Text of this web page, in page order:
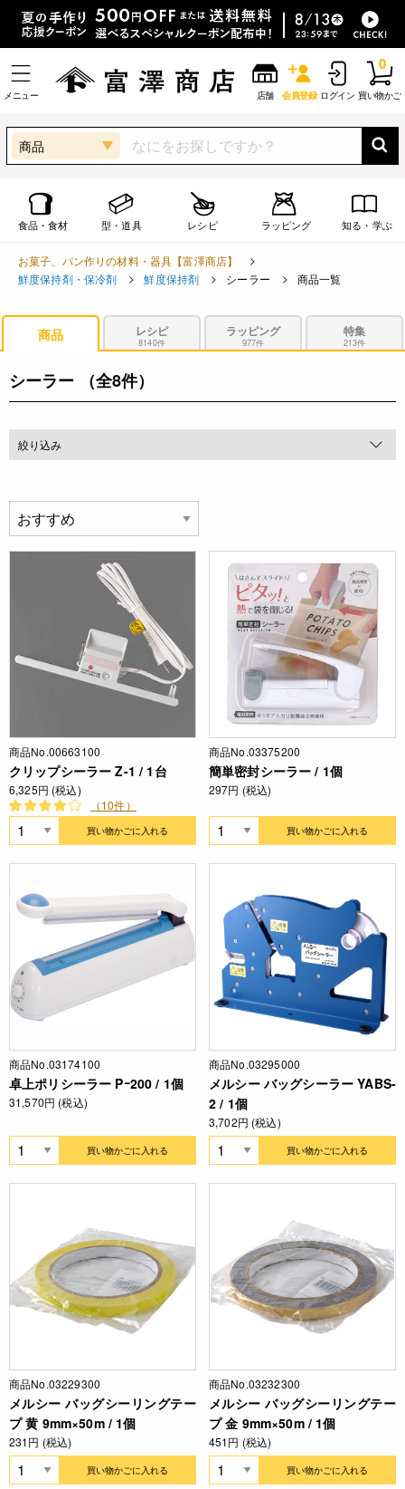
メニュー 店舗 会員登録 ログイン 買い物かご
0
商品
食品・食材 型・道具 レシピ ラッピング 知る・学ぶ
お菓子、パン作りの材料・器具【富澤商店】
鮮度保持剤・保冷剤
鮮度保持剤 シーラー 商品一覧
商品 レシピ
8140件
ラッピング
977件
特集
213件
シーラー （全8件）
絞り込み
商品No.00663100
クリップシーラー Z-1 / 1台
6,325円 (税込)
（10件）
買い物かごに入れる
商品No.03375200
簡単密封シーラー / 1個
297円 (税込)
買い物かごに入れる
商品No.03174100
卓上ポリシーラー Pｰ200 / 1個
31,570円 (税込)
買い物かごに入れる
商品No.03295000
メルシー バッグシーラー YABS-
2 / 1個
3,702円 (税込)
買い物かごに入れる
商品No.03229300
メルシー バッグシーリングテー
プ 黄 9mm×50m / 1個
231円 (税込)
買い物かごに入れる
商品No.03232300
メルシー バッグシーリングテー
プ 金 9mm×50m / 1個
451円 (税込)
買い物かごに入れる